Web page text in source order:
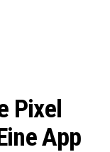
Pixel
App